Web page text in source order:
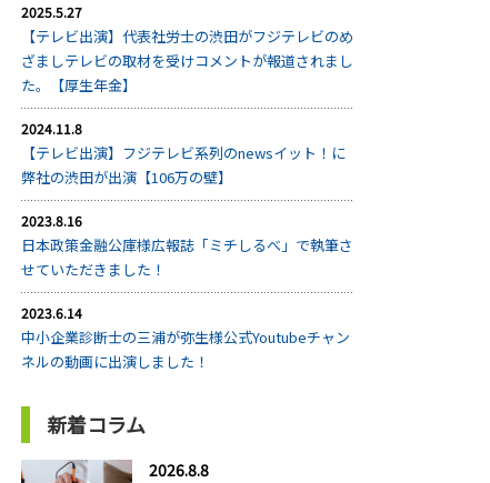
2025.5.27
【テレビ出演】代表社労士の渋田がフジテレビのめ
ざましテレビの取材を受けコメントが報道されまし
た。【厚生年金】
2024.11.8
【テレビ出演】フジテレビ系列のnewsイット！に
弊社の渋田が出演【106万の壁】
2023.8.16
日本政策金融公庫様広報誌「ミチしるべ」で執筆さ
せていただきました！
2023.6.14
中小企業診断士の三浦が弥生様公式Youtubeチャン
ネルの動画に出演しました！
新着コラム
2026.8.8